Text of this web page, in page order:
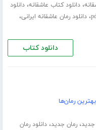
،دانلود کتاب عاشقانه،دانلود
،دانلود رمان عاشقانه ایرانی،
دانلود کتاب
بهترین رمان‌ها
جدید،رمان جدید،دانلود رمان